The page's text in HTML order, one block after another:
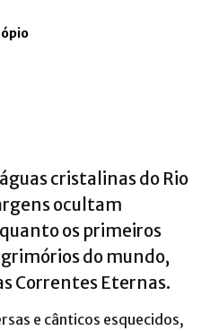
cristalinas do Rio
ocultam
os primeiros
do mundo,
Correntes Eternas.
e cânticos esquecidos,